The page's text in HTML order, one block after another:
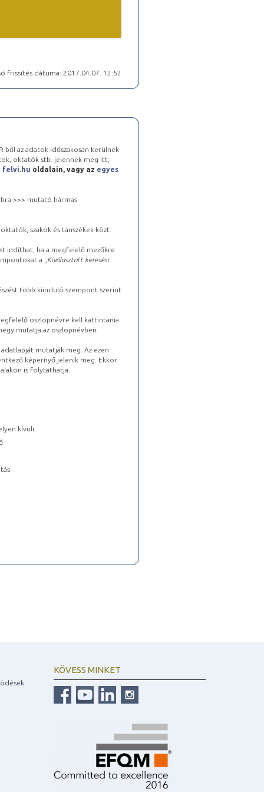
frissítés dátuma: 2017.04.07. 12:52
ből az adatok időszakosan kerülnek
oktatók stb. jelennek meg itt,
felvi.hu oldalain, vagy az egyes
>>> mutató hármas
szakok és tanszékek közt.
indíthat, ha a megfelelő mezőkre
a „ Kiválasztott keresési
több kiinduló szempont szerint
oszlopnévre kell kattintania
mutatja az oszlopnévben.
mutatják meg. Az ezen
képernyő jelenik meg. Ekkor
is folytathatja.
kívüli
KÖVESS MINKET